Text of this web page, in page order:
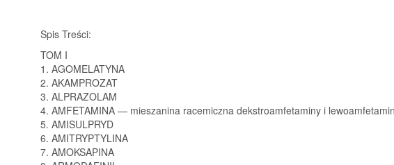
Spis Treści:
TOM I
1. AGOMELATYNA
2. AKAMPROZAT
3. ALPRAZOLAM
4. AMFETAMINA — mieszanina racemiczna dekstroamfetaminy i
5. AMISULPRYD
6. AMITRYPTYLINA
7. AMOKSAPINA